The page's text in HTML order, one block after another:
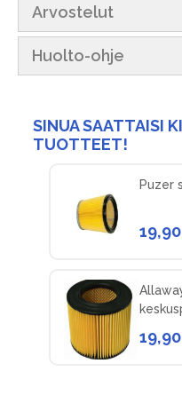
Arvostelut
Huolto-ohje
SINUA SAATTAISI
TUOTTEET!
Puzer